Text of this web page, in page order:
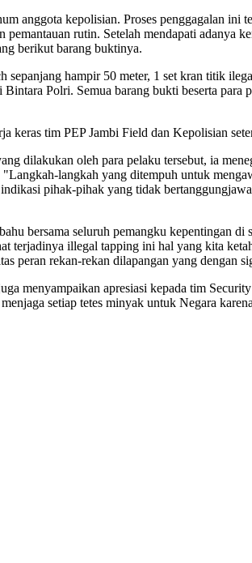
anggota kepolisian. Proses penggagalan ini
rutin. Setelah mendapati adanya
berikut barang buktinya.
sepanjang hampir 50 meter, 1 set kran titik
Polri. Semua barang bukti beserta
tim PEP Jambi Field dan Kepolisian
dilakukan oleh para pelaku tersebut, ia
langkah yang ditempuh untuk
pihak-pihak yang tidak
bersama seluruh pemangku kepentingan di
terjadinya illegal tapping ini hal yang kita
peran rekan-rekan dilapangan yang dengan
menyampaikan apresiasi kepada tim
setiap tetes minyak untuk Negara